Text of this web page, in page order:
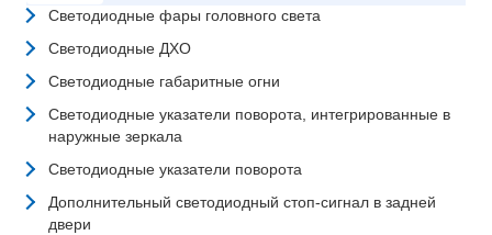
Светодиодные фары головного света
Светодиодные ДХО
Светодиодные габаритные огни
Светодиодные указатели поворота, интегрированные в
наружные зеркала
Светодиодные указатели поворота
Дополнительный светодиодный стоп-сигнал в задней
двери